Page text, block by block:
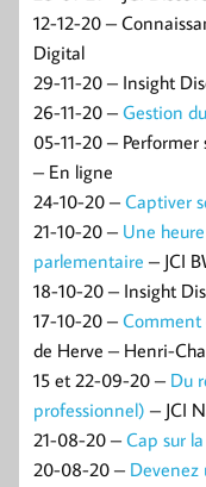
12-12-20 –
Digital
29-11-20 – Insight
26-11-20 – Gestion
05-11-20 – Performer
– En ligne
24-10-20 – Captiver
21-10-20 – Une
parlementaire – JCI
18-10-20 – Insight
17-10-20 – Comment
de Herve – Henri-
15 et 22-09-20 – Du
professionnel) – JCI
21-08-20 – Cap sur
20-08-20 – Devenez